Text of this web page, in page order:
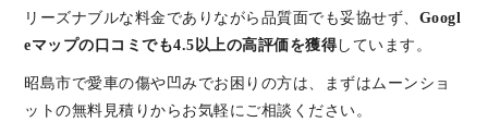
リーズナブルな料金でありながら品質面でも妥協せず、 Googl
eマップの口コミでも4.5以上の高評価を獲得 しています。
昭島市で愛車の傷や凹みでお困りの方は、まずはムーンショ
ットの無料見積りからお気軽にご相談ください。